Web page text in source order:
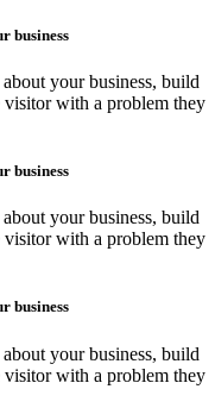
business
your business, build
visitor with a problem they
business
your business, build
visitor with a problem they
business
your business, build
visitor with a problem they